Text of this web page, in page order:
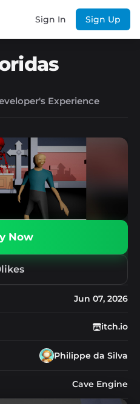
Sign In Sign Up
Experience
Now
likes
Jun 07, 2026
itch.io
Philippe da Silva
Cave Engine